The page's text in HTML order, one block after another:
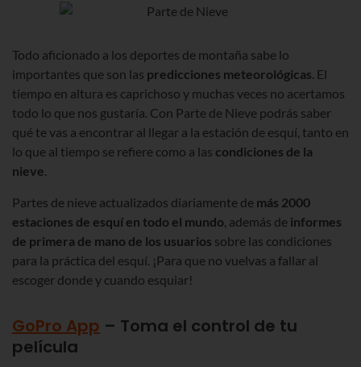
Todo aficionado a los deportes de montaña sabe lo
importantes que son las predicciones meteorológicas . El
tiempo en altura es caprichoso y muchas veces no acertamos
todo lo que nos gustaría. Con Parte de Nieve podrás saber
qué te vas a encontrar al llegar a la estación de esquí, tanto en
lo que al tiempo se refiere como a las condiciones de la
nieve
Partes de nieve actualizados diariamente de más 2000
estaciones de esquí en todo el mundo , además de informes
de primera de mano de los usuarios sobre las condiciones
para la práctica del esquí. ¡Para que no vuelvas a fallar al
escoger donde y cuando esquiar!
GoPro App – Toma el control de tu
película